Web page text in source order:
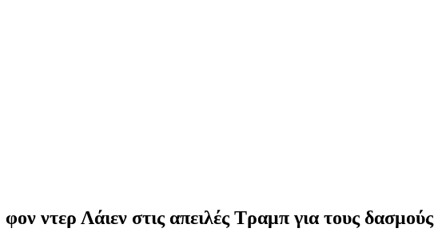
ντερ Λάιεν στις απειλές Τραμπ για τους δασμούς